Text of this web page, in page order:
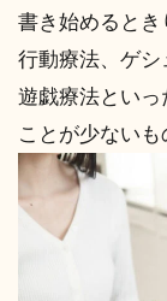
書き始めるとき
行動療法、ゲシ
遊戯療法といっ
ことが少ないも